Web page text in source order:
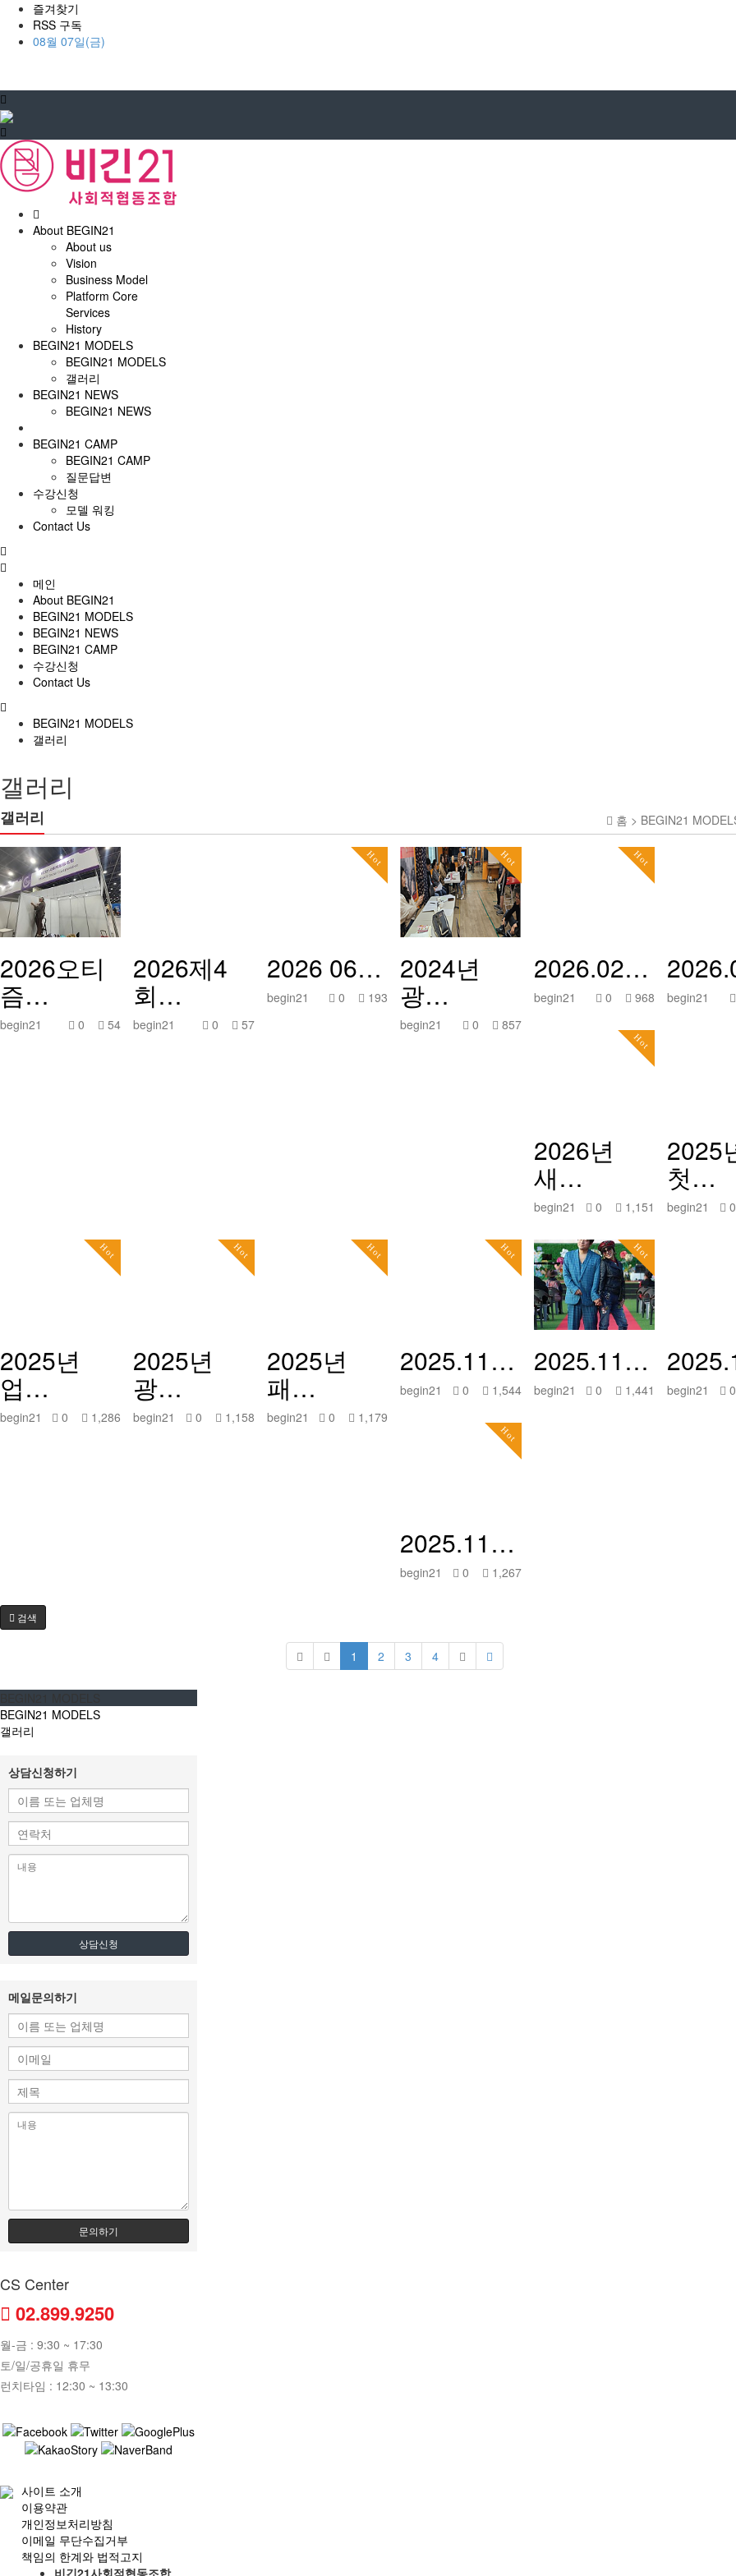
즐겨찾기
RSS 구독
08월 07일(금)
으
About BEGIN21
About us
Vision
Business Model
Platform Core
Services
History
BEGIN21 MODELS
BEGIN21 MODELS
갤러리
BEGIN21 NEWS
BEGIN21 NEWS
BEGIN21 CAMP
BEGIN21 CAMP
질문답변
수강신청
모델 워킹
Contact Us
메인
About BEGIN21
BEGIN21 MODELS
BEGIN21 NEWS
BEGIN21 CAMP
수강신청
Contact Us
BEGIN21 MODELS
갤러리
갤러리
홈 > BEGIN21
갤러리
2026오티
즘…
begin21 0 54
2026제4
회…
begin21 0 57
Hot
2026 06…
begin21 0 193
Hot
2024년
광…
begin21 0 857
Hot
2026.02…
begin21 0 968 begin21
Hot
2026년
새…
begin21 0 1,151
2025
첫…
begin21
Hot
2025년
업…
begin21 0 1,286
Hot
2025년
광…
begin21 0 1,158
Hot
2025년
패…
begin21 0 1,179
Hot
2025.11…
begin21 0 1,544
Hot
2025.11…
begin21 0 1,441 begin21
Hot
2025.11…
begin21 0 1,267
검색
1 2 3 4
BEGIN21 MODELS
갤러리
상담신청하기
상담신청
메일문의하기
문의하기
CS Center
02.899.9250
월-금 : 9:30 ~ 17:30
토/일/공휴일 휴무
런치타임 : 12:30 ~ 13:30
사이트 소개
이용약관
개인정보처리방침
이메일 무단수집거부
책임의 한계와 법적고지
비긴21사회적협동조합